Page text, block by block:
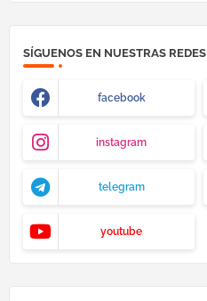
SÍGUENOS EN NUESTRAS REDES
facebook
instagram
telegram
youtube